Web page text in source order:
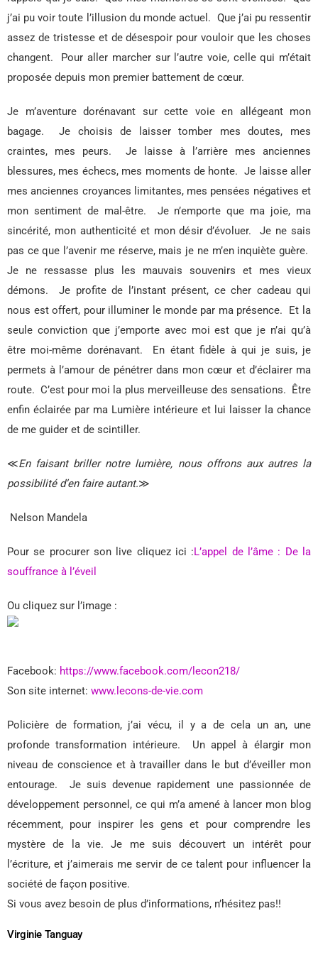
j’ai pu voir toute l’illusion du monde actuel. Que j’ai pu ressentir
assez de tristesse et de désespoir pour vouloir que les choses
changent.
Pour aller marcher sur l’autre voie, celle qui m’était
proposée depuis mon premier battement de cœur.
Je m’aventure dorénavant sur cette voie en allégeant mon
bagage.
Je choisis de laisser tomber mes doutes, mes
craintes, mes peurs.
Je laisse à l’arrière mes anciennes
blessures, mes échecs, mes moments de honte. Je laisse aller
mes anciennes croyances limitantes, mes pensées négatives et
mon sentiment de mal-être.
Je n’emporte que ma joie, ma
sincérité, mon authenticité et mon désir d’évoluer.
Je ne sais
pas ce que l’avenir me réserve, mais je ne m’en inquiète guère.
Je ne ressasse plus les mauvais souvenirs et mes vieux
démons.
Je profite de l’instant présent, ce cher cadeau qui
nous est offert, pour illuminer le monde par ma présence.
Et la
seule conviction que j’emporte avec moi est que je n’ai qu’à
être moi-même dorénavant.
En étant fidèle à qui je suis, je
permets à l’amour de pénétrer dans mon cœur et d’éclairer ma
route. C’est pour moi la plus merveilleuse des sensations. Être
enfin éclairée par ma Lumière intérieure et lui laisser la chance
de me guider et de scintiller.
≪En faisant briller notre lumière, nous offrons aux autres la
possibilité d’en faire autant.≫
Nelson Mandela
Pour se procurer son live cliquez ici :L’appel de l’âme : De la
souffrance à l’éveil
Ou cliquez sur l’image :
Facebook: https://www.facebook.com/lecon218/
Son site internet: www.lecons-de-vie.com
Policière de formation, j’ai vécu, il y a de cela un an, une
profonde transformation intérieure. Un appel à élargir mon
niveau de conscience et à travailler dans le but d’éveiller mon
entourage. Je suis devenue rapidement une passionnée de
développement personnel, ce qui m’a amené à lancer mon blog
récemment, pour inspirer les gens et pour comprendre les
mystère de la vie. Je me suis découvert un intérêt pour
l’écriture, et j’aimerais me servir de ce talent pour influencer la
société de façon positive.
Si vous avez besoin de plus d’informations, n’hésitez pas!!
Virginie Tanguay